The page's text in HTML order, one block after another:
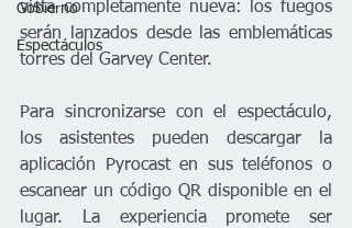
Gobierno
Espectáculos
vista completamente nueva: los fuegos
serán lanzados desde las emblemáticas
torres del Garvey Center.
Para sincronizarse con el espectáculo,
los asistentes pueden descargar la
aplicación Pyrocast en sus teléfonos o
escanear un código QR disponible en el
lugar. La experiencia promete ser